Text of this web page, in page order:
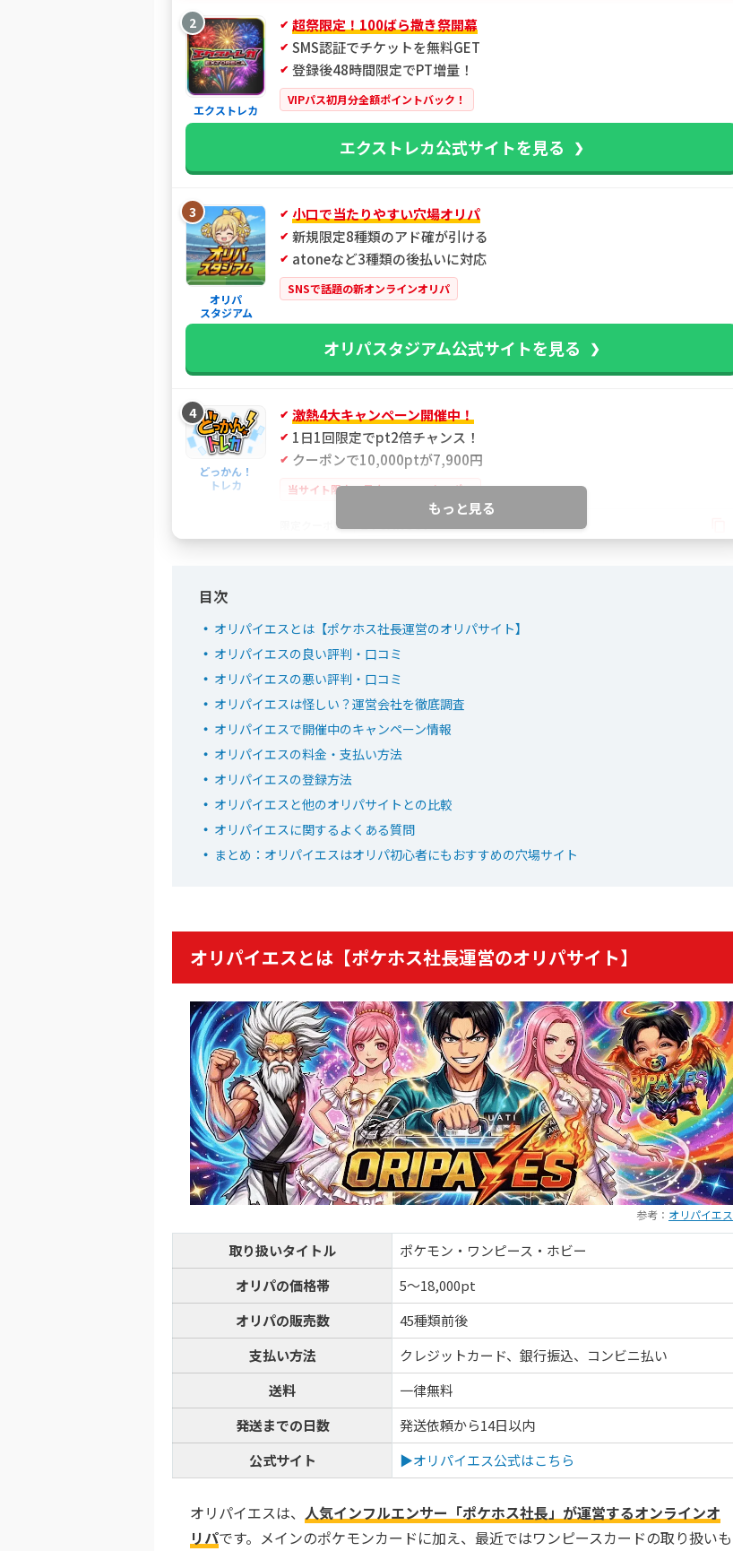
2
エクストレカ
超祭限定！100ばら撒き祭開幕
SMS認証でチケットを無料GET
登録後48時間限定でPT増量！
VIPパス初月分全額ポイントバック！
エクストレカ公式サイトを見る
3
オリパ
スタジアム
小口で当たりやすい穴場オリパ
新規限定8種類のアド確が引ける
atoneなど3種類の後払いに対応
SNSで話題の新オンラインオリパ
オリパスタジアム公式サイトを見る
4
どっかん！
トレカ
激熱4大キャンペーン開催中！
1日1回限定でpt2倍チャンス！
クーポンで10,000ptが7,900円
当サイト限定！最大21%OFFクーポン
限定クーポン IYGANSSF
おりパンダ
新規限定アド確ガチャが6種類！
LINE連携で初回最大90％OFF
招待コード入力で最大2,000pt
小口で当たりやすい新オンラインオリパ
招待コード EQRZ7C
おりパンダ公式サイトを見る
新規限定でアド確5種が引ける
下記招待コードで最大1,500コイン！
オリパワン公式サイトを見る
7 オリくじ
7の付く日イベント開催中！
LINEクーポンで最大90%OFF
毎日無料ガチャが引ける
還元率100％超えの時限オリパが熱い！
オリくじ公式サイトを見る
8
1周年記念イベント開催中！
新規登録限定で最大90％OFF
新規限定5種類のアド確が引ける
TORAオリパ公式サイトを見る
もっと見る
オリパイエスとは【ポケホス社長運営のオリパサイト】
オリパイエスの良い評判・口コミ
オリパイエスの悪い評判・口コミ
オリパイエスは怪しい？運営会社を徹底調査
オリパイエスで開催中のキャンペーン情報
オリパイエスの料金・支払い方法
オリパイエスの登録方法
オリパイエスと他のオリパサイトとの比較
オリパイエスに関するよくある質問
まとめ：オリパイエスはオリパ初心者にもおすすめの穴場サイト
オリパイエスとは【ポケホス社長運営のオリパサイト】
参考： オリパイエス
取り扱いタイトル
ポケモン・ワンピース・ホビー
オリパの価格帯
5～18,000pt
オリパの販売数
45種類前後
支払い方法
クレジットカード、銀行振込、コンビニ払い
送料
一律無料
発送までの日数
発送依頼から14日以内
公式サイト
▶オリパイエス公式はこちら
オリパイエスは、 人気インフルエンサー「ポケホス社長」が運営するオンラインオ
リパです。メインのポケモンカードに加え、最近ではワンピースカードの取り扱いも